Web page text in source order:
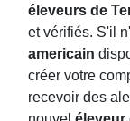
éleveurs de
et vérifiés. S'il
americain
créer votre
recevoir des